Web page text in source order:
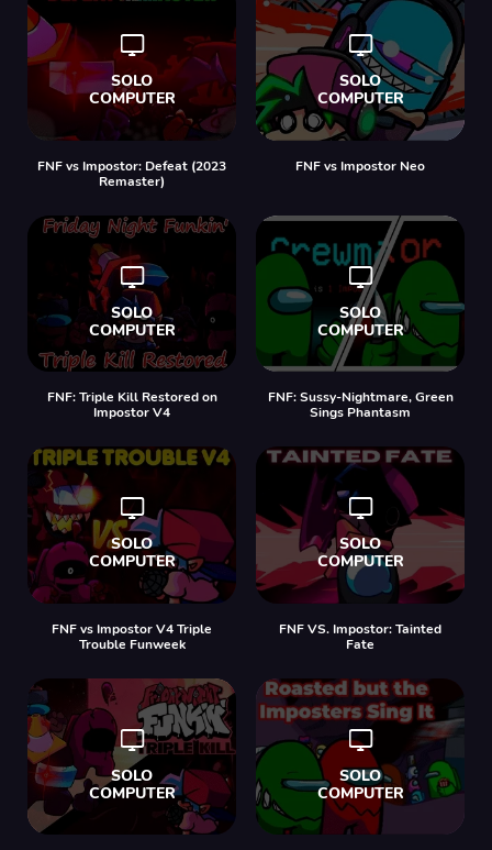
FNF vs Impostor: Defeat (2023
Remaster)
FNF vs Impostor Neo
FNF: Triple Kill Restored on
Impostor V4
FNF: Sussy-Nightmare, Green
Sings Phantasm
FNF vs Impostor V4 Triple
Trouble Funweek
FNF VS. Impostor: Tainted
Fate